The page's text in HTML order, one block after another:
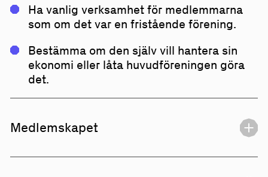
Ha vanlig verksamhet för medlemmarna
som om det var en fristående förening.
Bestämma om den själv vill hantera sin
ekonomi eller låta huvudföreningen göra
det.
Medlemskapet